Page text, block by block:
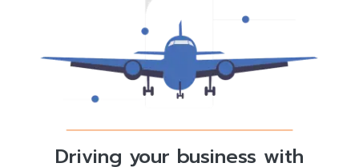
Driving your business with